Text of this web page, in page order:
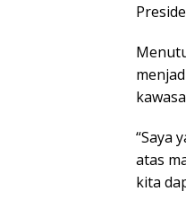
“Saya
atas
kita